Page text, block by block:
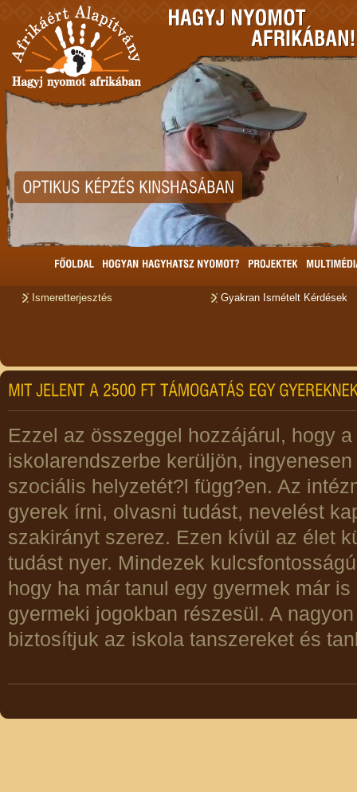
Ismeretterjesztés Gyakran Ismételt Kérdések
Ezzel az összeggel hozzájárul, hogy
iskolarendszerbe kerüljön,
szociális helyzetét?l függ?en. Az
gyerek írni, olvasni tudást, nevelést
szakirányt szerez. Ezen kívül az élet
tudást nyer. Mindezek
hogy ha már tanul egy gyermek már
gyermeki jogokban részesül. A
biztosítjuk az iskola tanszereket és